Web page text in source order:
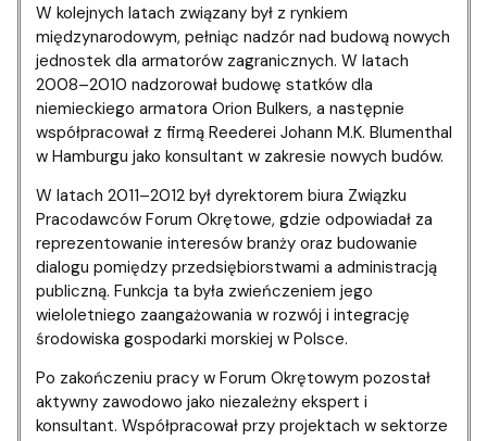
W kolejnych latach związany był z rynkiem
międzynarodowym, pełniąc nadzór nad budową nowych
jednostek dla armatorów zagranicznych. W latach
2008–2010 nadzorował budowę statków dla
niemieckiego armatora Orion Bulkers, a następnie
współpracował z firmą Reederei Johann M.K. Blumenthal
w Hamburgu jako konsultant w zakresie nowych budów.
W latach 2011–2012 był dyrektorem biura Związku
Pracodawców Forum Okrętowe, gdzie odpowiadał za
reprezentowanie interesów branży oraz budowanie
dialogu pomiędzy przedsiębiorstwami a administracją
publiczną. Funkcja ta była zwieńczeniem jego
wieloletniego zaangażowania w rozwój i integrację
środowiska gospodarki morskiej w Polsce.
Po zakończeniu pracy w Forum Okrętowym pozostał
aktywny zawodowo jako niezależny ekspert i
konsultant. Współpracował przy projektach w sektorze